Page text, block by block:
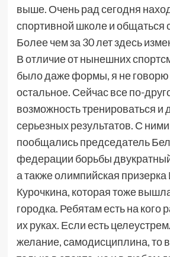
выше. Очень рад сегодня
спортивной школе и общаться
Более чем за 30 лет здесь
В отличие от нынешних
было даже формы, я не говорю
остальное. Сейчас все по-
возможность тренироваться и
серьезных результатов. С
пообщались председатель
федерации борьбы
а также олимпийская
Курочкина, которая тоже
городка. Ребятам есть на кого
их руках. Если есть
желание, самодисциплина, то